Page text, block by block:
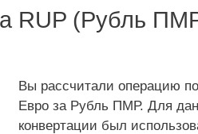
RUP (Рубль
Вы рассчитали операцию
Евро за Рубль ПМР. Для
конвертации был